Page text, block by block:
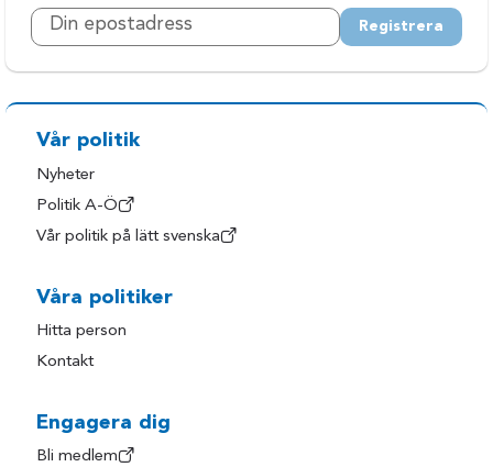
Registrera
Vår politik
Nyheter
Politik A-Ö
Vår politik på lätt svenska
Våra politiker
Hitta person
Kontakt
Engagera dig
Bli medlem